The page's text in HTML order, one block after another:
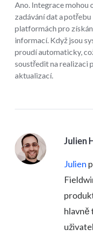
Ano. Integrace mohou
zadávání dat a
platformách pro
informací. Když jsou
proudí automaticky,
soustředit na realizaci
aktualizací.
Julien
Julien
hlavně